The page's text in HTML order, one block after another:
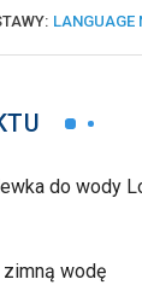
LANGUAGE
do wody
wodę